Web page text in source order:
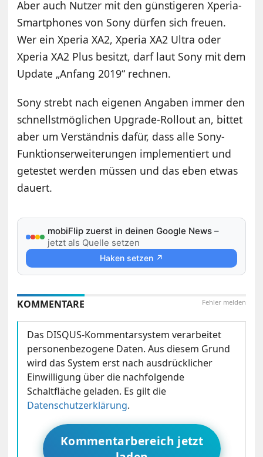
Aber auch Nutzer mit den günstigeren Xperia-
Smartphones von Sony dürfen sich freuen.
Wer ein Xperia XA2, Xperia XA2 Ultra oder
Xperia XA2 Plus besitzt, darf laut Sony mit dem
Update „Anfang 2019“ rechnen.
Sony strebt nach eigenen Angaben immer den
schnellstmöglichen Upgrade-Rollout an, bittet
aber um Verständnis dafür, dass alle Sony-
Funktionserweiterungen implementiert und
getestet werden müssen und das eben etwas
dauert.
mobiFlip zuerst in deinen Google News –
jetzt als Quelle setzen
Haken setzen ↗
Fehler melden
KOMMENTARE
Das DISQUS-Kommentarsystem verarbeitet
personenbezogene Daten. Aus diesem Grund
wird das System erst nach ausdrücklicher
Einwilligung über die nachfolgende
Schaltfläche geladen. Es gilt die
Datenschutzerklärung.
Kommentarbereich jetzt